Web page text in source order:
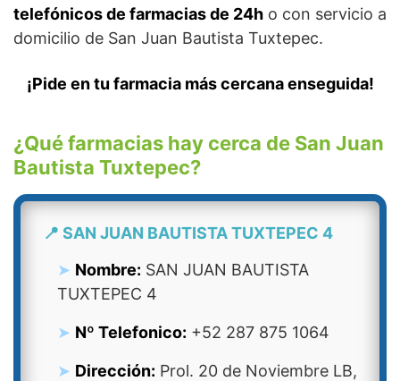
telefónicos de farmacias de 24h o con servicio a
domicilio de San Juan Bautista Tuxtepec.
¡Pide en tu farmacia más cercana enseguida!
¿Qué farmacias hay cerca de San Juan
Bautista Tuxtepec?
📍 SAN JUAN BAUTISTA TUXTEPEC 4
Nombre: SAN JUAN BAUTISTA
TUXTEPEC 4
Nº Telefonico: +52 287 875 1064
Dirección: Prol. 20 de Noviembre LB,